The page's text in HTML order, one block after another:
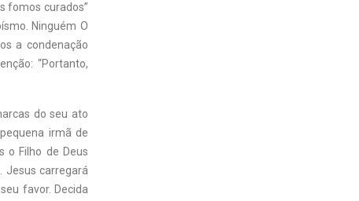
fomos curados”
Ninguém O
a condenação
“Portanto,
do seu ato
irmã de
o Filho de Deus
Jesus carregará
favor. Decida